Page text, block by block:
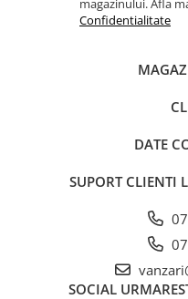
magazinului. Afla
Confidentialitate
DATE
SUPORT CLIENTI
SOCIAL